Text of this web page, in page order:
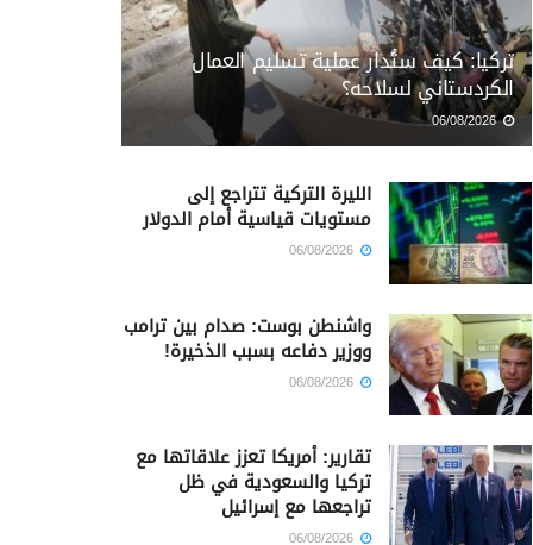
تركيا: كيف ستُدار عملية تسليم العمال
الكردستاني لسلاحه؟
06/08/2026
الليرة التركية تتراجع إلى
مستويات قياسية أمام الدولار
واشنطن بوست: صدام بين ترامب
ووزير دفاعه بسبب الذخيرة!
تقارير: أمريكا تعزز علاقاتها مع
تركيا والسعودية في ظل
تراجعها مع إسرائيل